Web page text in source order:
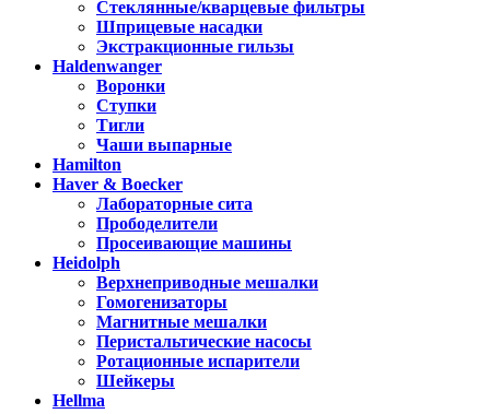
Стеклянные/кварцевые фильтры
Шприцевые насадки
Экстракционные гильзы
Haldenwanger
Воронки
Ступки
Тигли
Чаши выпарные
Hamilton
Haver & Boecker
Лабораторные сита
Прободелители
Просеивающие машины
Heidolph
Верхнеприводные мешалки
Гомогенизаторы
Магнитные мешалки
Перистальтические насосы
Ротационные испарители
Шейкеры
Hellma